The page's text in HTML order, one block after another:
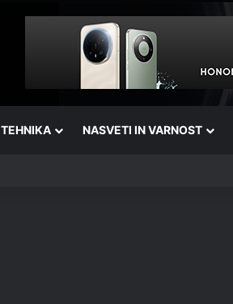
TEHNIKA NASVETI IN VARNOST